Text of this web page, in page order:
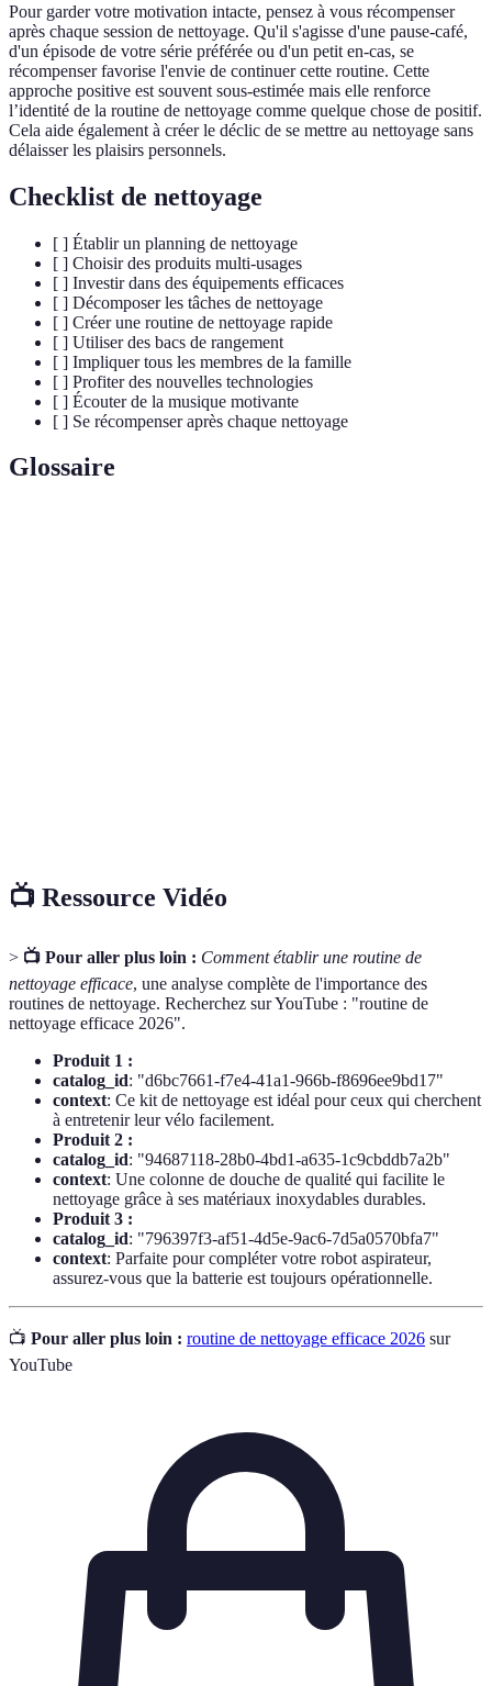
Pour garder votre motivation intacte, pensez à vous récompenser
après chaque session de nettoyage. Qu'il s'agisse d'une pause-café,
d'un épisode de votre série préférée ou d'un petit en-cas, se
récompenser favorise l'envie de continuer cette routine. Cette
approche positive est souvent sous-estimée mais elle renforce
l’identité de la routine de nettoyage comme quelque chose de positif.
Cela aide également à créer le déclic de se mettre au nettoyage sans
délaisser les plaisirs personnels.
Checklist de nettoyage
[ ] Établir un planning de nettoyage
[ ] Choisir des produits multi-usages
[ ] Investir dans des équipements efficaces
[ ] Décomposer les tâches de nettoyage
[ ] Créer une routine de nettoyage rapide
[ ] Utiliser des bacs de rangement
[ ] Impliquer tous les membres de la famille
[ ] Profiter des nouvelles technologies
[ ] Écouter de la musique motivante
[ ] Se récompenser après chaque nettoyage
Glossaire
📺 Ressource Vidéo
> 📺 Pour aller plus loin : Comment établir une routine de
nettoyage efficace, une analyse complète de l'importance des
routines de nettoyage. Recherchez sur YouTube : "routine de
nettoyage efficace 2026".
Produit 1 :
catalog_id: "d6bc7661-f7e4-41a1-966b-f8696ee9bd17"
context: Ce kit de nettoyage est idéal pour ceux qui cherchent
à entretenir leur vélo facilement.
Produit 2 :
catalog_id: "94687118-28b0-4bd1-a635-1c9cbddb7a2b"
context: Une colonne de douche de qualité qui facilite le
nettoyage grâce à ses matériaux inoxydables durables.
Produit 3 :
catalog_id: "796397f3-af51-4d5e-9ac6-7d5a0570bfa7"
context: Parfaite pour compléter votre robot aspirateur,
assurez-vous que la batterie est toujours opérationnelle.
📺 Pour aller plus loin : routine de nettoyage efficace 2026 sur
YouTube